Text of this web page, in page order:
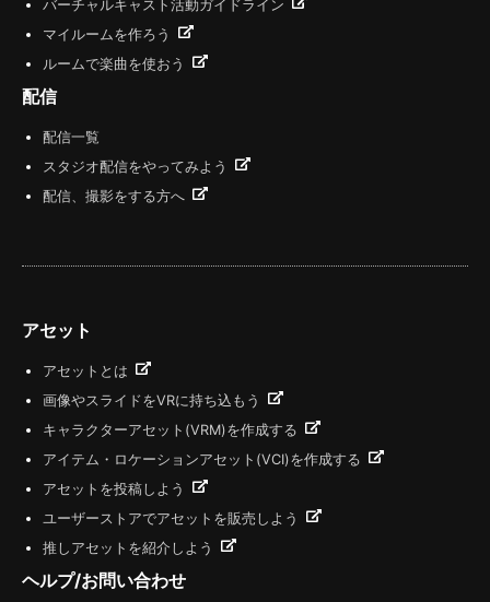
バーチャルキャスト活動ガイドライン
マイルームを作ろう
ルームで楽曲を使おう
配信
配信一覧
スタジオ配信をやってみよう
配信、撮影をする方へ
アセット
アセットとは
画像やスライドをVRに持ち込もう
キャラクターアセット(VRM)を作成する
アイテム・ロケーションアセット(VCI)を作成する
アセットを投稿しよう
ユーザーストアでアセットを販売しよう
推しアセットを紹介しよう
ヘルプ/お問い合わせ